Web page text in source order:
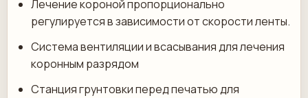
Лечение короной пропорционально
регулируется в зависимости от скорости ленты.
Система вентиляции и всасывания для лечения
коронным разрядом
Станция грунтовки перед печатью для